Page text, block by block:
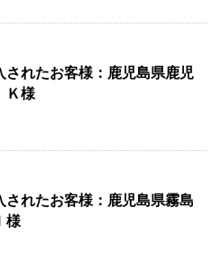
されたお客様：鹿児島県鹿児
Ｋ様
されたお客様：鹿児島県霧島
様